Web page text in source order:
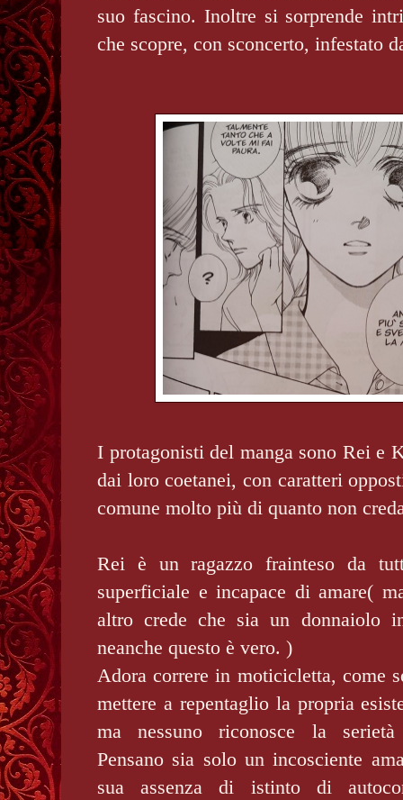
suo fascino. Inoltre si sorprende
che scopre, con sconcerto, infestato
I protagonisti del manga sono Rei e
dai loro coetanei, con caratteri
comune molto più di quanto non
Rei è un ragazzo frainteso da
superficiale e incapace di amare(
altro crede che sia un donnaiolo
neanche questo è vero. )
Adora correre in moticicletta, come
mettere a repentaglio la propria
ma nessuno riconosce la serietà
Pensano sia solo un incosciente
sua assenza di istinto di